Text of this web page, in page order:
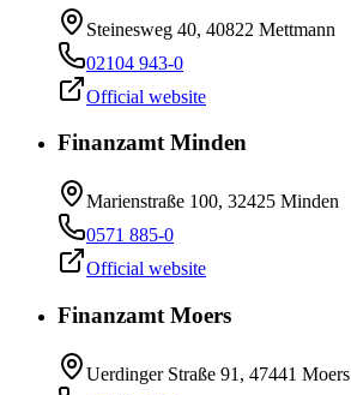
Steinesweg 40, 40822 Mettmann
02104 943-0
Official website
Finanzamt Minden
Marienstraße 100, 32425 Minden
0571 885-0
Official website
Finanzamt Moers
Uerdinger Straße 91, 47441 Moers